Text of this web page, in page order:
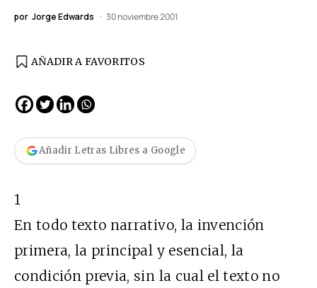
por Jorge Edwards 30 noviembre 2001
AÑADIR A FAVORITOS
Añadir Letras Libres a Google
1
En todo texto narrativo, la invención
primera, la principal y esencial, la
condición previa, sin la cual el texto no